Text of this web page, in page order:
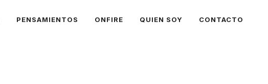
PENSAMIENTOS ONFIRE QUIEN SOY CONTACTO